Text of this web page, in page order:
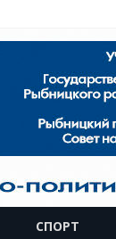
СПОРТ